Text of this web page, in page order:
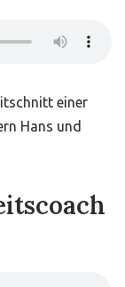
einer
Hans und